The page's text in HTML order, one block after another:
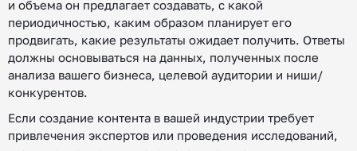
и объема он предлагает создавать, с какой
периодичностью, каким образом планирует его
продвигать, какие результаты ожидает получить. Ответы
должны основываться на данных, полученных после
анализа вашего бизнеса, целевой аудитории и ниши/
конкурентов.
Если создание контента в вашей индустрии требует
привлечения экспертов или проведения исследований,